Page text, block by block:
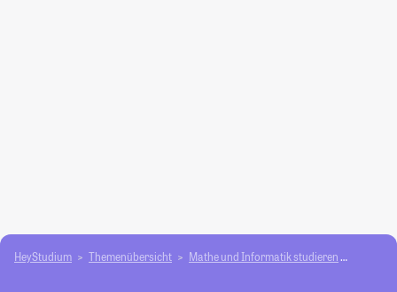
HeyStudium Themenübersicht Mathe und Informatik studieren